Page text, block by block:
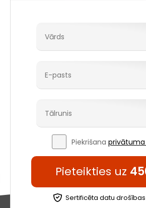
Piekrišana privātuma
Pieteikties uz
Sertificēta datu